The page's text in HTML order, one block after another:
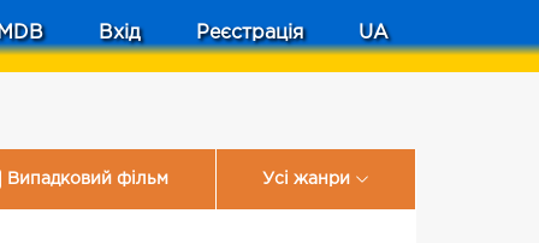
Вхід Реєстрація UA
Випадковий фільм Усі жанри